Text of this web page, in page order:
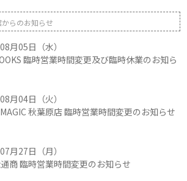
らのお知らせ
月05日（水）
臨時営業時間変更及び臨時休業のお知ら
月04日（火）
秋葉原店 臨時営業時間変更のお知らせ
月27日（月）
商 臨時営業時間変更のお知らせ